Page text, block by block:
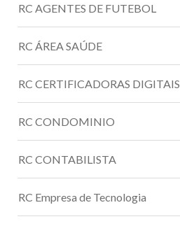
RC AGENTES DE FUTEBOL
RC ÁREA SAÚDE
RC CERTIFICADORAS DIGITAIS
RC CONDOMINIO
RC CONTABILISTA
RC Empresa de Tecnologia